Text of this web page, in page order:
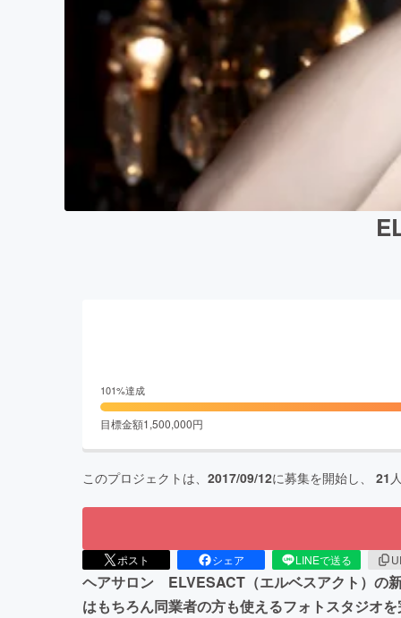
101%達成
目標金額1,500,000円
このプロジェクトは、 2017/09/12に募集を開始し、 21
ポスト シェア LINEで送る
ヘアサロン ELVESACT（エルベスアクト）の
はもちろん同業者の方も使えるフォトスタジオ